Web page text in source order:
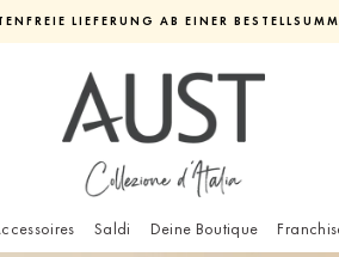
pausieren
LIEFERUNG AB EINER
Saldi Deine Boutique